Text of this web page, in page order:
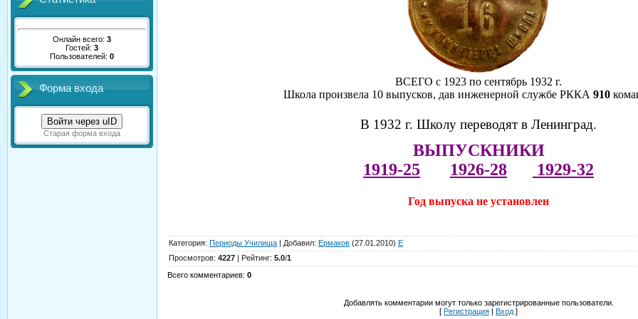
Онлайн всего: 3
Гостей: 3
Пользователей: 0
Форма входа
Войти через uID
Старая форма входа
ВСЕГО с 1923 по сентябрь 1932 г.
Школа произвела 10 выпусков, дав инже­нерной службе РККА 910
В 1932 г. Школу переводят в Ленинград.
ВЫПУСКНИКИ
1919-25
1926-28 1929-32
Год выпуска не установлен
Категория: Периоды Училища | Добавил: Ермаков (27.01.2010) E
Просмотров: 4227 | Рейтинг: 5.0/1
Всего комментариев: 0
Добавлять комментарии могут только зарегистрированные пользователи.
[ Регистрация | Вход ]